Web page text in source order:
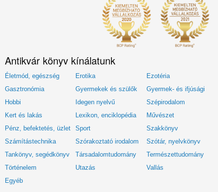
Antikvár könyv kínálatunk
Életmód, egészség Erotika
Ezotéria
Gasztronómia
Gyermekek és szülők
Gyermek- és ifjúsági
Hobbi
Idegen nyelvű
Szépirodalom
Kert és lakás
Lexikon, enciklopédia
Művészet
Pénz, befektetés, üzlet
Sport
Szakkönyv
Számítástechnika
Szórakoztató irodalom
Szótár, nyelvkönyv
Tankönyv, segédkönyv
Társadalomtudomány
Természettudomány
Történelem
Utazás
Vallás
Egyéb